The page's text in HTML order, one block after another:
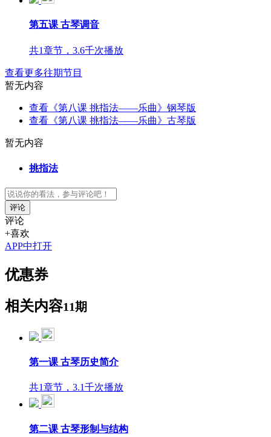
第五课 古琴调音
共1章节，3.6千次播放
查看更多往期节目
暂无内容
查看《第八课 挑指法——乐曲》钢琴版
查看《第八课 挑指法——乐曲》古琴版
暂无内容
挑指法
评论
评论
+喜欢
APP中打开
优惠券
相关内容11期
第一课 古琴历史简介
共1章节，3.1千次播放
第二课 古琴形制与结构